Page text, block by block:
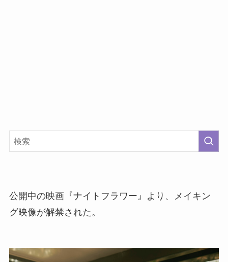
公開中の映画『ナイトフラワー』より、メイキン
グ映像が解禁された。